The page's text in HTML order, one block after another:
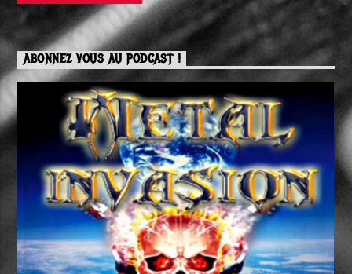
ABONNEZ VOUS AU PODCAST !